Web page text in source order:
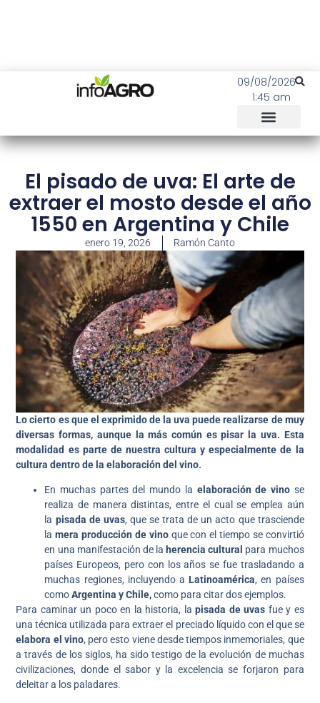
09/08/2026
1:45 am
El pisado de uva: El arte de
extraer el mosto desde el año
1550 en Argentina y Chile
enero 19, 2026 Ramón Canto
Lo cierto es que el exprimido de la uva puede realizarse de muy
diversas formas, aunque la más común es pisar la uva. Esta
modalidad es parte de nuestra cultura y especialmente de la
cultura dentro de la elaboración del vino.
En muchas partes del mundo la elaboración de vinose
realiza de manera distintas, entre el cual se emplea aún
la pisada de uvas, que se trata de un acto que trasciende
lamera producción de vinoque con el tiempo se convirtió
en una manifestación de la herencia cultural para muchos
países Europeos, pero con los años se fue trasladando a
muchas regiones, incluyendo a Latinoamérica, en países
comoArgentina y Chile,como para citar dos ejemplos.
Para caminar un poco en la historia, la pisada de uvas fue y es
una técnica utilizada para extraer el preciado líquido con el que se
elabora el vino, pero esto viene desde tiempos inmemoriales, que
a través de los siglos, ha sido testigo de la evolución de muchas
civilizaciones, donde el sabor y la excelencia se forjaron para
deleitar a los paladares.